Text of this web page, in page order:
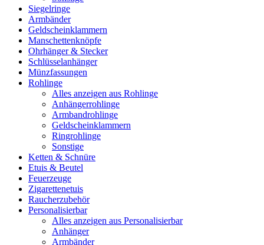
Siegelringe
Armbänder
Geldscheinklammern
Manschettenknöpfe
Ohrhänger & Stecker
Schlüsselanhänger
Münzfassungen
Rohlinge
Alles anzeigen aus Rohlinge
Anhängerrohlinge
Armbandrohlinge
Geldscheinklammern
Ringrohlinge
Sonstige
Ketten & Schnüre
Etuis & Beutel
Feuerzeuge
Zigarettenetuis
Raucherzubehör
Personalisierbar
Alles anzeigen aus Personalisierbar
Anhänger
Armbänder